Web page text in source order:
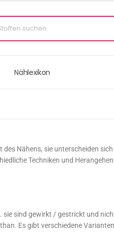
Nählexikon
des Nähens, sie unterscheiden
Techniken und
sie sind gewirkt / gestrickt und
Es gibt verschiedene